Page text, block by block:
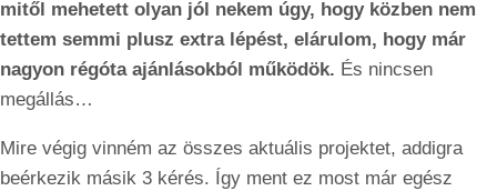
mitől mehetett olyan jól nekem úgy, hogy közben nem
tettem semmi plusz extra lépést, elárulom, hogy már
nagyon régóta ajánlásokból működök. És nincsen
megállás…
Mire végig vinném az összes aktuális projektet, addigra
beérkezik másik 3 kérés. Így ment ez most már egész